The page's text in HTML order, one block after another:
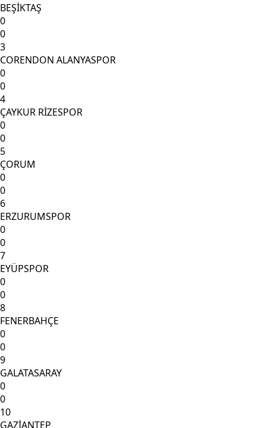
BEŞİKTAŞ
0
0
3
CORENDON ALANYASPOR
0
0
4
ÇAYKUR RİZESPOR
0
0
5
ÇORUM
0
0
6
ERZURUMSPOR
0
0
7
EYÜPSPOR
0
0
8
FENERBAHÇE
0
0
9
GALATASARAY
0
0
10
GAZİANTEP